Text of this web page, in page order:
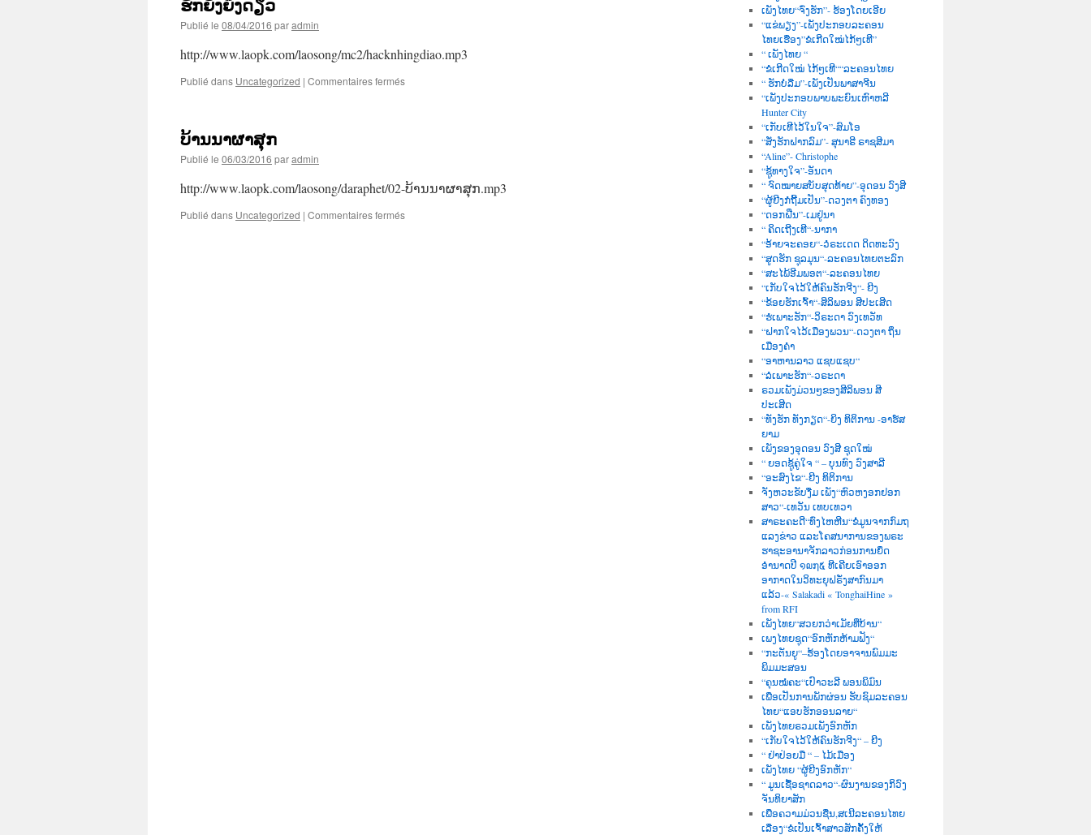
stop
Publié le 08/04/2016 paradmin
http://www.laopk.com/laosong/mc2/hacknhingdiao.mp3
Publié dans Uncategorized | Commentaires ferméssur
ບ້ານນາຜາສຸກ
Publié le 06/03/2016 paradmin
http://www.laopk.com/laosong/daraphet/02-ບ້ານນາຜາສຸກ.mp3
Publié dans Uncategorized | Commentaires ferméssur
ເພັງໄທຍ“ຈົ່ງຮັກ”- ຮ້ອງໂດຍເອີຍ
“ແຂ່ພຽງ”-ເພັງປະກອບລະຄອນ
ໄທຍເຮື່ອງ”ຂໍເກີດໃໝ່ໄກ້ໆເທີ”
“ ເພັງໄທຍ “
“ຂໍເກີດໃໝ່ ໄກ້ໆເທີ““ລະຄອນໄທຍ
“ ຮັກບໍ່ລືມ”-ເພັງເປັນພາສາຈີນ
“ເພັງປະກອບພາບພະຍົນເຫົາຫລີ
Hunter City
“ເກັບເທີໄວ້ໃນໃຈ”-ສົມໂອ
“ສັ່ງຮັກຝາກລົມ”- ສຸນາຣີ ຣາຊສີມາ
“Aline”- Christophe
“ຊູ້ທາງໃຈ”-ອັນດາ
“ ຈົດໝາຍສບັບສຸດທ້າຍ”-ອຸດອນ ວົງສີ
“ຜູ້ຍີງກໍຖີ້ມເປັນ”-ດວງຕາ ຄົງທອງ
“ດອກຝີ່ນ”-ເມຢູ່ນາ
“ ຄິດເຖີງເທີ“-ນາກາ
“ອ້າຍຈະຄອຍ“-ວໍຣະເດດ ດິດທະວົງ
“ສູດຮັກ ຊຸລມຸນ“-ລະຄອນໄທຍຕະລົກ
“ສະໄພ້ອີມພອຕ“-ລະຄອນໄທຍ
“ເກັບໃຈໄວ້ໃຫ້ຄົນຮັກຈີງ“- ຍີງ
“ຂ້ອຍຮັກເຈົ້າ“-ສິລິພອນ ສີປະເສີດ
“ຮໍເພາະຮັກ“-ວິຣະດາ ວົງເທວັທ
“ຝາກໃຈໄວ້ເມືອງພວນ“-ດວງຕາ ຖິ່ນ
ເມືອງຄຳ
“ອາຫານລາວ ແຊບແຊບ“
“ລໍເພາະຮັກ“-ວຣະດາ
ຣວມເພັງມ່ວນໆຂອງສີລິພອນ ສີ
ປະເສີດ
“ທັງຮັກ ທັງກຽດ“-ຍິງ ທິຕິການ -ອາຮ໌ສ
ຍາມ
ເພັງຂອງອຸດອນ ວົງສີ ຊຸດໃໝ່
“ ຍອດຊູ້ຄູ່ໃຈ “ – ບຸນທົງ ວົງສາລີ
“ອະສົງໄຂ“-ຍີງ ທິຕິການ
ຈັງຫວະຂັບງື່ມ ເພັງ“ຫົວຫງອກຢອກ
ສາວ“-ເທວັນ ເທບເທວາ
ສາຣະຄະດີ“ທົ່ງໄຫຫີນ“ຂໍ່ມູນຈາກກົມຖ
ແລງຂ່າວ ແລະໂຄສນາການຂອງພຣະ
ຮາຊະອານາຈັກລາວກ່ອນການຍຶດ
ອຳນາດປີ ໑໙໗໕ ທີເຄີຍເອົາອອກ
ອາກາດໃນວິທະຍຸຝຣັ່ງສາກົນມາ
ແລ້ວ-« Salakadi « TonghaiHine »
from RFI
ເພັງໄທຍ“ສວຍກວ່າເມັຍທີ່ບ້ານ“
ເພງໄທຍຊຸດ“ອົກຫັກຫ້າມຟັງ“
“ກະຕັນຍູ“–ຮ້ອງໂດຍອາຈານພົມມະ
ພິມມະສອນ
“ຄຸນໝໍຄະ“ເປົາວະລີ ພອນພິມົນ
ເພື່ອເປັນການພັກຜ່ອນ ຮັບຊົມລະຄອນ
ໄທຍ“ແອບຮັກອອນລາຍ“
ເພັງໄທຍຣວມເພັງອົກຫັກ
“ເກັບໃຈໄວ້ໃຫ້ຄົນຮັກຈີງ“ – ຍີງ
“ ຢ່າປ່ອຍມື “ – ໄມ້ເມືອງ
ເພັງໄທຍ “ຜູ້ຍີງອົກຫັກ“
“ ມູນເຊື້ອຊາດລາວ“-ຜົນງານຂອງກິວົງ
ຈັນທິຍາສັກ
ເພື່ອຄວາມມ່ວນຊື່ນ,ສເນີລະຄອນໄທຍ
ເລື່ອງ“ຂໍເປັນເຈົ້າສາວສັກຄັ້ງໃຫ້